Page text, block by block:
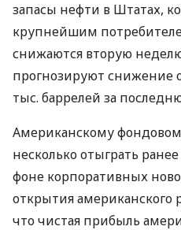
запасы нефти в Штатах,
крупнейшим
снижаются вторую
прогнозируют снижение
тыс. баррелей за
Американскому
несколько отыграть
фоне корпоративных
открытия американского
что чистая прибыль